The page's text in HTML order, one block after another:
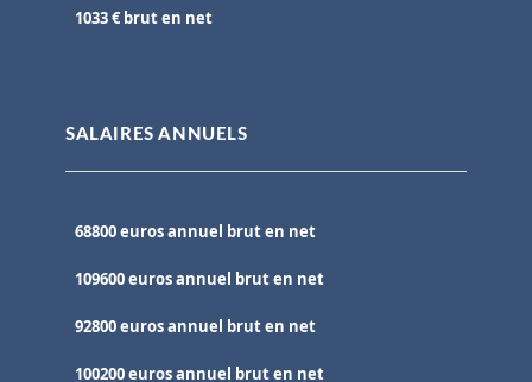
1033 € brut en net
SALAIRES ANNUELS
68800 euros annuel brut en net
109600 euros annuel brut en net
92800 euros annuel brut en net
100200 euros annuel brut en net